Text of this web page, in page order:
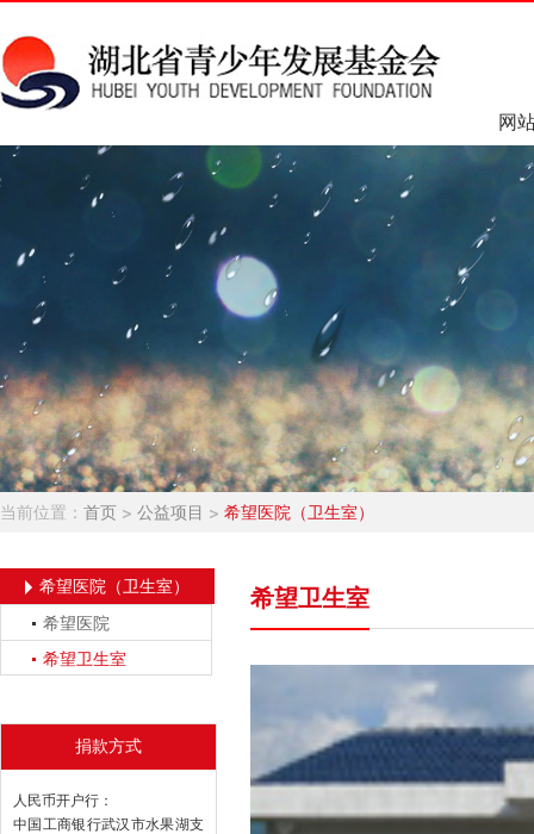
网
当前位置： 首页 > 公益项目 > 希望医院（卫生室）
希望医院（卫生室）
希望医院
希望卫生室
捐款方式
人民币开户行：
中国工商银行武汉市水果湖支
希望卫生室